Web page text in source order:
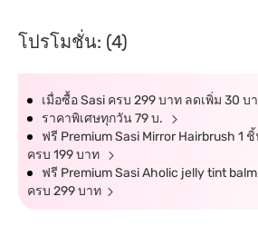
โปรโมชั่น: (4)
เมื่อซื้อ Sasi ครบ 299 บาท ลดเพิ่ม 30 บ
ราคาพิเศษทุกวัน 79 บ.
ฟรี Premium Sasi Mirror Hairbrush 1
ครบ 199 บาท
ฟรี Premium Sasi Aholic jelly tint
ครบ 299 บาท